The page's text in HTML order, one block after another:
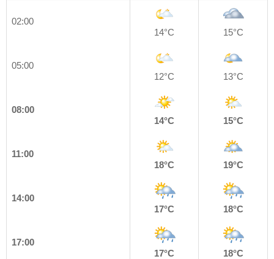
02:00
14°C
15°C
05:00
12°C
13°C
08:00
14°C
15°C
11:00
18°C
19°C
14:00
17°C
18°C
17:00
17°C
18°C